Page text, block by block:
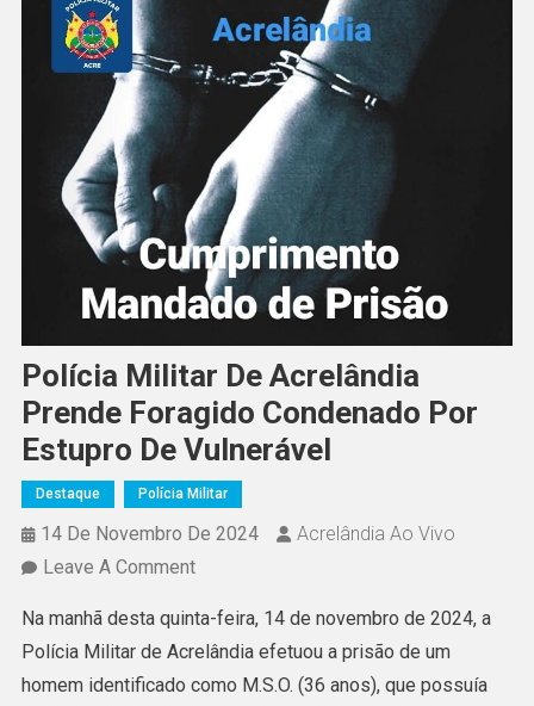
Polícia Militar De Acrelândia
Prende Foragido Condenado Por
Estupro De Vulnerável
Destaque Polícia Militar
14 De Novembro De 2024
Acrelândia Ao Vivo
Leave A CommentOn
Na manhã desta quinta-feira, 14 de novembro de 2024, a
Polícia Militar de Acrelândia efetuou a prisão de um
homem identificado como M.S.O. (36 anos), que possuía